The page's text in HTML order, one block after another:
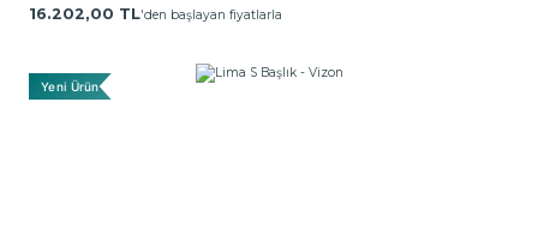
16.202,00 TL'den başlayan fiyatlarla
Yeni Ürün